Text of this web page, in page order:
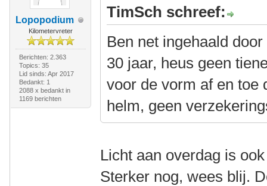
Lopopodium
Kilometervreter
Berichten: 2.363
Topics: 35
Lid sinds: Apr 2017
Bedankt: 1
2088 x bedankt in
1169 berichten
TimSch schreef:
Ben net ingehaald
30 jaar, heus geen
voor de vorm af en toe
helm, geen
Licht aan overdag is
Sterker nog, wees blij.